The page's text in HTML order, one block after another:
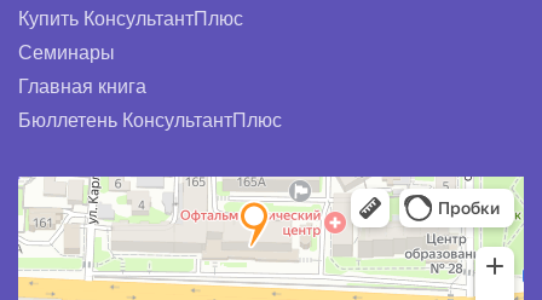
Купить КонсультантПлюс
Семинары
Главная книга
Бюллетень КонсультантПлюс